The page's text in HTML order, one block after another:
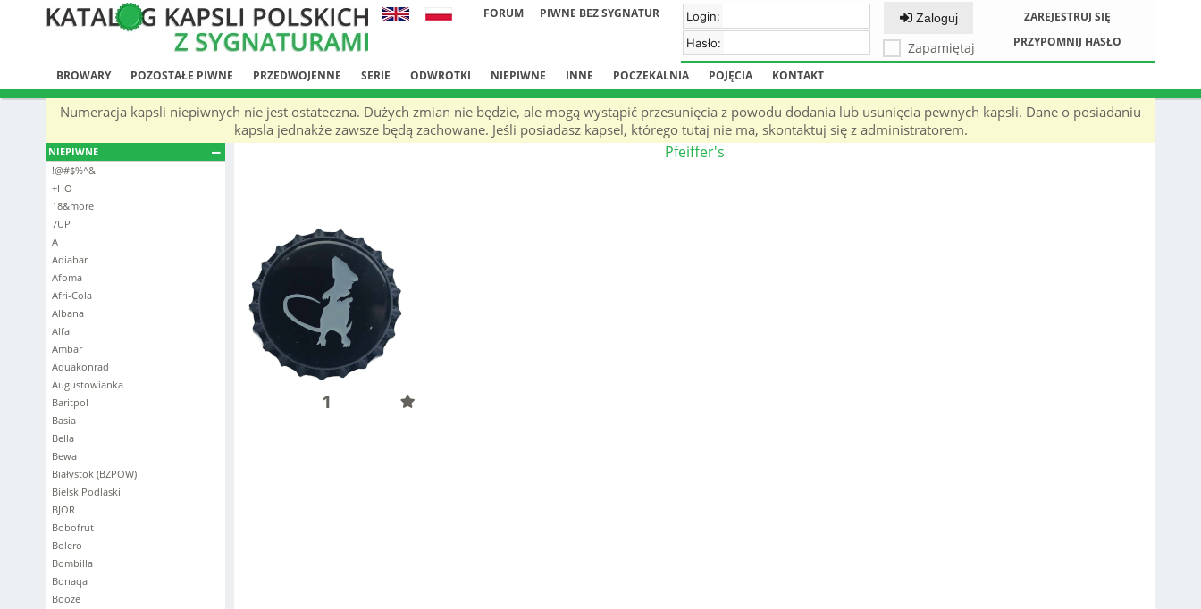
FORUM PIWNE BEZ SYGNATUR
Login:
Hasło:
Zaloguj
Zapamiętaj
ZAREJESTRUJ SIĘ
PRZYPOMNIJ HASŁO
BROWARY POZOSTAŁE PIWNE PRZEDWOJENNE SERIE ODWROTKI NIEPIWNE INNE POCZEKALNIA POJĘCIA KONTAKT
Numeracja kapsli niepiwnych nie jest ostateczna. Dużych zmian nie będzie, ale mogą wystąpić przesunięcia z powodu dodania lub usunięcia pewnych kapsli. Dane o posiadaniu
kapsla jednakże zawsze będą zachowane. Jeśli posiadasz kapsel, którego tutaj nie ma, skontaktuj się z administratorem.
NIEPIWNE
!@#$%^&
+HO
18&more
7UP
A
Adiabar
Afoma
Afri-Cola
Albana
Alfa
Ambar
Aquakonrad
Augustowianka
Baritpol
Basia
Bella
Bewa
Białystok (BZPOW)
Bielsk Podlaski
BJOR
Bobofrut
Bolero
Bombilla
Bonaqa
Booze
Pfeiffer's
1